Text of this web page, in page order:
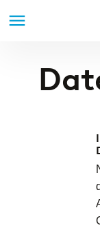
Anmelden